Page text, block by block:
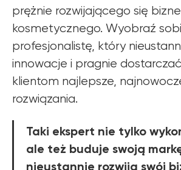
prężnie rozwijającego się
kosmetycznego. Wyobraź
profesjonalistę, który
innowacje i pragnie
klientom najlepsze,
rozwiązania.
Taki ekspert nie tylko
ale też buduje swoją
nieustannie rozwija swój
WIĘCEJ INFORMACJI
Dowiedz się o
OFERTACH PROMOCYJNYCH